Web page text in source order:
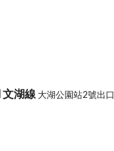
文湖線 大湖公園站2號出口